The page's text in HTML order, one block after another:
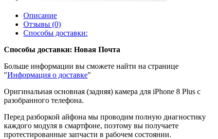
Описание
Отзывы (0)
Способы доставки:
Способы доставки: Новая Почта
Больше информации вы сможете найти на странице
"Информация о доставке"
Оригинальная основная (задняя) камера для iPhone 8 Plus с
разобранного телефона.
Перед разборкой айфона мы проводим полную диагностику
каждого модуля в смартфоне, поэтому вы получаете
протестированные запчасти в рабочем состоянии.